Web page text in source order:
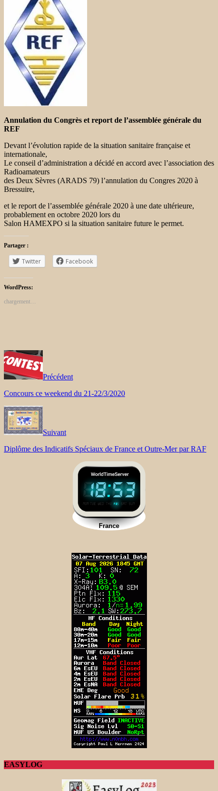
Annulation du Congrès et report de l’assemblée générale du
REF
Devant l’évolution rapide de la situation sanitaire française et
internationale,
Le conseil d’administration a décidé en accord avec l’association des
Radioamateurs
des Deux Sèvres (ARADS 79) l’annulation du Congres 2020 à
Bressuire,
et le report de l’assemblée générale 2020 à une date ultérieure,
probablement en octobre 2020 lors du
Salon HAMEXPO si la situation sanitaire future le permet.
Partager :
Twitter Facebook
WordPress:
chargement…
Précédent
Concours ce weekend du 21-22/3/2020
Suivant
Diplôme des Indicatifs Spéciaux de France et Outre-Mer par RAF
EASYLOG